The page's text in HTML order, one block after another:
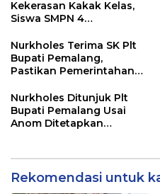
Kekerasan Kakak Kelas,
Siswa SMPN 4
Dunia
Nurkholes Terima SK Plt
Bupati Pemalang,
Pastikan Pemerintahan
Nurkholes Ditunjuk Plt
Bupati Pemalang Usai
Anom Ditetapkan
Rekomendasi untuk